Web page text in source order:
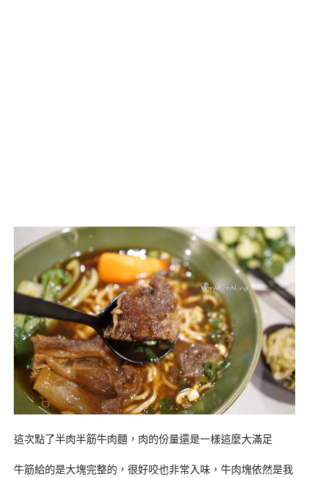
這次點了半肉半筋牛肉麵，肉的份量還是一樣這麼大滿足
牛筋給的是大塊完整的，很好咬也非常入味，牛肉塊依然是我